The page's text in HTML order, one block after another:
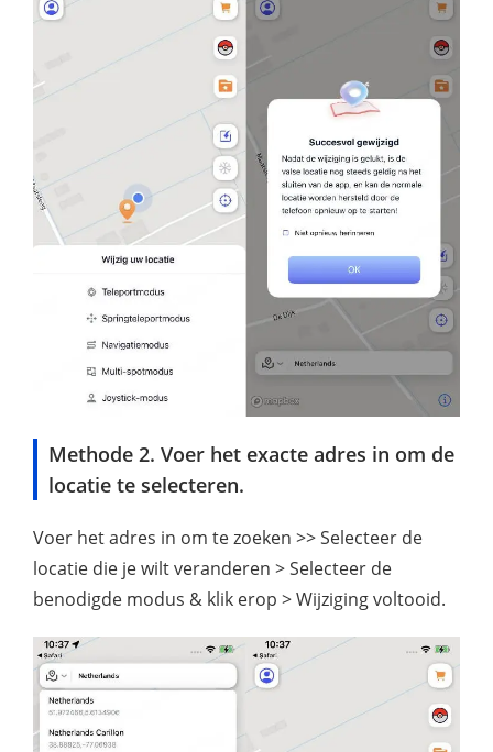
Methode 2. Voer het exacte adres in om de
locatie te selecteren.
Voer het adres in om te zoeken >> Selecteer de
locatie die je wilt veranderen > Selecteer de
benodigde modus & klik erop > Wijziging voltooid.